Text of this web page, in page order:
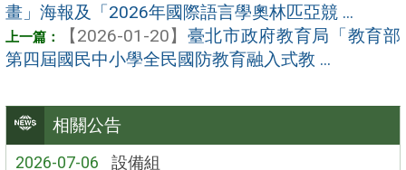
相關公告
2026-07-06 設備組
畫」海報及「2026年國際語言學奧林匹亞競 ...
【2026-01-20】 臺北市政府教育局「教育部
第四屆國民中小學全民國防教育融入式教 ...